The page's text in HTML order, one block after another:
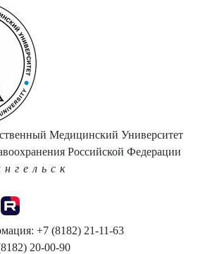
Медицинский Университет
Российской Федерации
+7 (8182) 21-11-63
20-00-90